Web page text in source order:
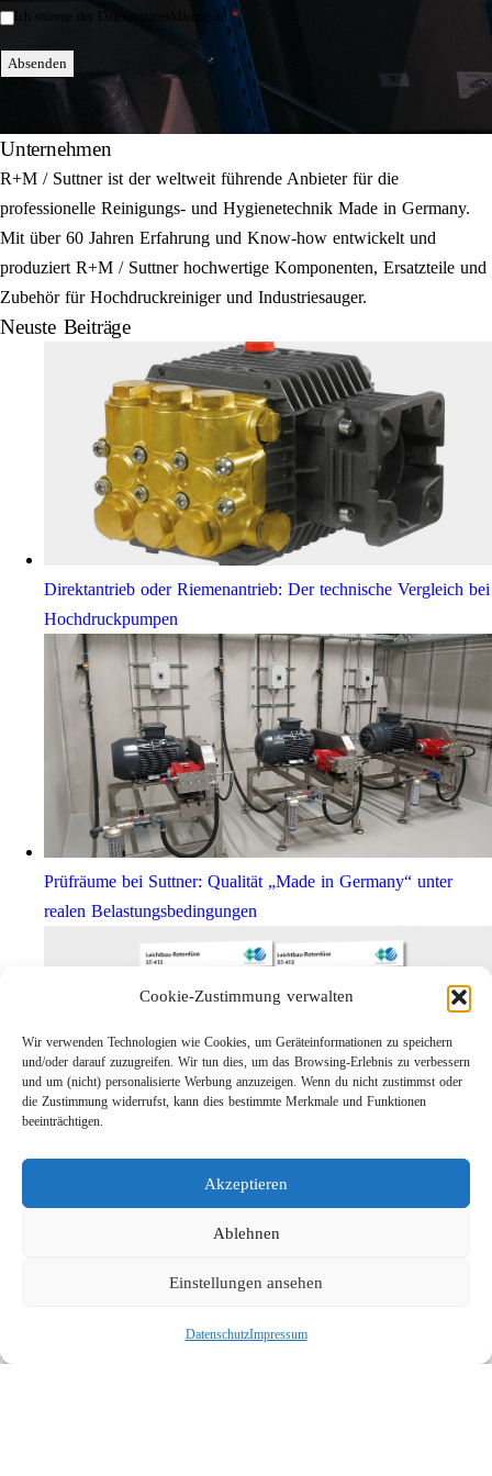
Cookie-Zustimmung verwalten
Wir verwenden Technologien wie Cookies, um Geräteinformationen zu speichern
und/oder darauf zuzugreifen. Wir tun dies, um das Browsing-Erlebnis zu verbessern
und um (nicht) personalisierte Werbung anzuzeigen. Wenn du nicht zustimmst oder
die Zustimmung widerrufst, kann dies bestimmte Merkmale und Funktionen
beeinträchtigen.
Akzeptieren
Ablehnen
Einstellungen ansehen
DatenschutzImpressum
Einwilligung
Ich stimme der Datenschutzerklärung zu.*
Absenden
Unternehmen
R+M / Suttner ist der weltweit führende Anbieter für die
professionelle Reinigungs- und Hygienetechnik Made in Germany.
Mit über 60 Jahren Erfahrung und Know-how entwickelt und
produziert R+M / Suttner hochwertige Komponenten, Ersatzteile und
Zubehör für Hochdruckreiniger und Industriesauger.
Neuste Beiträge
Direktantrieb oder Riemenantrieb: Der technische Vergleich bei
Hochdruckpumpen
Prüfräume bei Suttner: Qualität „Made in Germany“ unter
realen Belastungsbedingungen
Links
Suche